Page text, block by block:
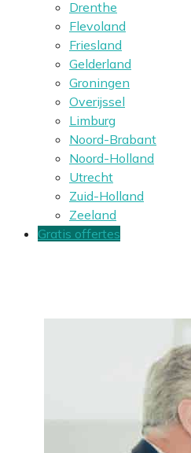
Drenthe
Flevoland
Friesland
Gelderland
Groningen
Overijssel
Limburg
Noord-Brabant
Noord-Holland
Utrecht
Zuid-Holland
Zeeland
Gratis offertes